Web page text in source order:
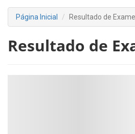
Página Inicial Resultado de
Resultado de